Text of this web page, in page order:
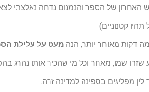
האחרון של הספר והנמנום נדחה נאלצתי
תהיו קטנוניים)
דקות מאוחר יותר, הנה מעט על עלילת
שזהו שמו, מאחר וכל מי שהכיר אותו נהרג
לין מפליגים בספינה למדינה זרה.